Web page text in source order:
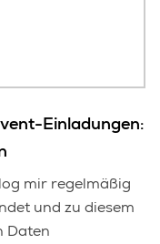
Einladungen:
mir regelmäßig
und zu diesem
Daten